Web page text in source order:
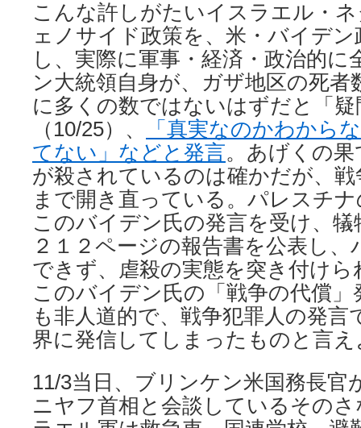
こんな許しがたいイスラエル・
ェノサイド政策を、米・バイデ
し、実際に軍事・経済・政治的に
ン大統領自身が、ガザ地区の死
に多くの数ではないはずだと「疑
（10/25）、
「真実なのかわから
てない」などと発言。あげくの
が殺されているのは確かだが、
まで開き直っている。パレスチ
このバイデン氏の発言を受け、
２１２ページの報告書を公表し
できず、虐殺の実態を突き付け
このバイデン氏の「戦争の代償
も非人道的で、戦争犯罪人の発言
界に発信してしまったものと言え
11/3当日、ブリンケン米国務長官
ニヤフ首相と会談しているその